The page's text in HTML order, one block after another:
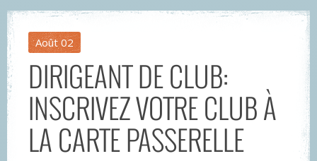
Août 02
DIRIGEANT DE CLUB:
INSCRIVEZ VOTRE CLUB À
LA CARTE PASSERELLE